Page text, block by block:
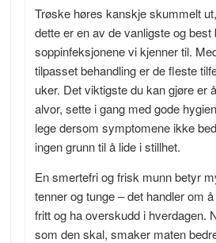
Trøske høres kanskje skummelt
dette er en av de vanligste og best
soppinfeksjonene vi kjenner til.
tilpasset behandling er de fleste
uker. Det viktigste du kan gjøre er
alvor, sette i gang med gode
lege dersom symptomene ikke
ingen grunn til å lide i stillhet.
En smertefri og frisk munn betyr
tenner og tunge – det handler om
fritt og ha overskudd i hverdagen.
som den skal, smaker maten